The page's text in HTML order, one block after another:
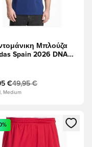
Μπλούζα
Spain 2026 DNA
€49,95 €
Medium
ή να εγγραφείτε ως
ένα Modal για να